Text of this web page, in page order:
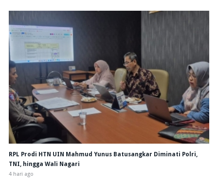
RPL Prodi HTN UIN Mahmud Yunus Batusangkar Diminati Polri,
TNI, hingga Wali Nagari
4 hari ago